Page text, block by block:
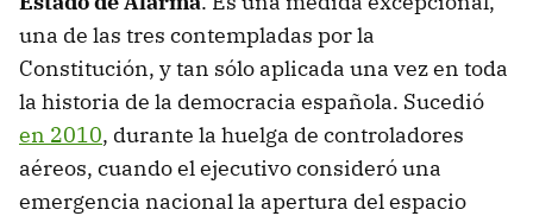
una de las tres contempladas por la
Constitución, y tan sólo aplicada una vez en toda
la historia de la democracia española. Sucedió
en 2010, durante la huelga de controladores
aéreos, cuando el ejecutivo consideró una
emergencia nacional la apertura del espacio